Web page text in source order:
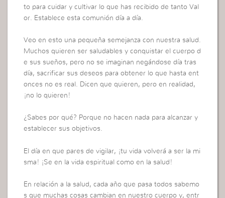
to para cuidar y cultivar lo que has recibido de tanto Val
or. Establece esta comunión día a día.
Veo en esto una pequeña semejanza con nuestra salud.
Muchos quieren ser saludables y conquistar el cuerpo d
e sus sueños, pero no se imaginan negándose día tras
día, sacrificar sus deseos para obtener lo que hasta ent
onces no es real. Dicen que quieren, pero en realidad,
¡no lo quieren!
¿Sabes por qué? Porque no hacen nada para alcanzar y
establecer sus objetivos.
El día en que pares de vigilar, ¡tu vida volverá a ser la mi
sma! ¡Se en la vida espiritual como en la salud!
En relación a la salud, cada año que pasa todos sabemo
s que muchas cosas cambian en nuestro cuerpo y, entr